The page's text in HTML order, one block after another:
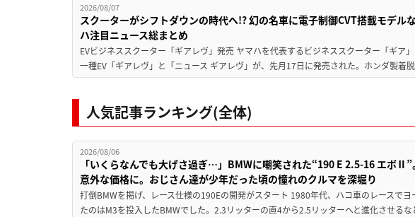
2026/08/07
スクーターがシフトダウンの時代へ!? 幻の名車に電子制御CVT搭載モデル
ハ注目ニュース総まとめ
EVビジネススクーター「ギアレヴ」発売 ヤマハを代表するビジネススクーター「ギア
一種EV「ギアレヴ」と「ニュース ギアレヴ」が、先月17日に発売された。ホンダ製着
人気記事ランキング(全体)
2026/08/06
「いくらなんでも大げさ過ぎ…」BMWに嘲笑された“190 E 2.5-16 エボ
意外な価格に。おじさん達が少年だった頃の憧れのクルマを深堀り
打倒BMWを掲げ、レース仕様の190Eの開発がスタート 1980年代、ハコ車のレースで
たのはM3を投入したBMWでした。2.3リッターの直4から2.5リッターへと進化させる